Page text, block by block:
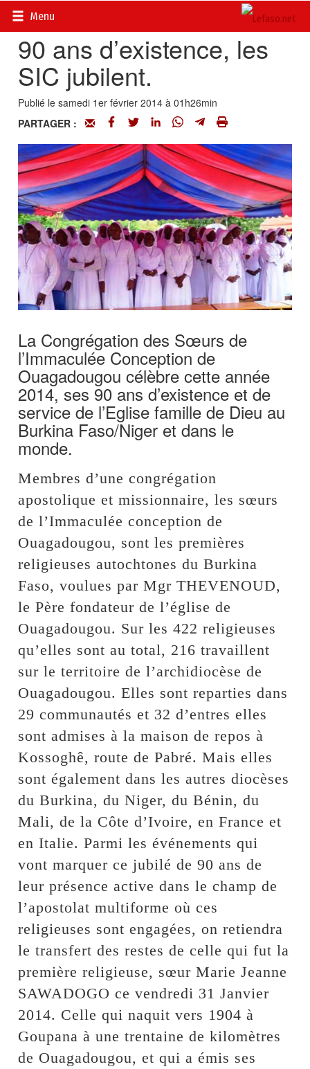
Menu
Accueil>
90 ans d’existence, les
SIC jubilent.
Publié le samedi 1er février 2014 à 01h26min
PARTAGER :
La Congrégation des Sœurs de
l’Immaculée Conception de
Ouagadougou célèbre cette année
2014, ses 90 ans d’existence et de
service de l’Eglise famille de Dieu au
Burkina Faso/Niger et dans le
monde.
Membres d’une congrégation
apostolique et missionnaire, les sœurs
de l’Immaculée conception de
Ouagadougou, sont les premières
religieuses autochtones du Burkina
Faso, voulues par Mgr THEVENOUD,
le Père fondateur de l’église de
Ouagadougou. Sur les 422 religieuses
qu’elles sont au total, 216 travaillent
sur le territoire de l’archidiocèse de
Ouagadougou. Elles sont reparties dans
29 communautés et 32 d’entres elles
sont admises à la maison de repos à
Kossoghê, route de Pabré. Mais elles
sont également dans les autres diocèses
du Burkina, du Niger, du Bénin, du
Mali, de la Côte d’Ivoire, en France et
en Italie. Parmi les événements qui
vont marquer ce jubilé de 90 ans de
leur présence active dans le champ de
l’apostolat multiforme où ces
religieuses sont engagées, on retiendra
le transfert des restes de celle qui fut la
première religieuse, sœur Marie Jeanne
SAWADOGO ce vendredi 31 Janvier
2014. Celle qui naquit vers 1904 à
Goupana à une trentaine de kilomètres
de Ouagadougou, et qui a émis ses